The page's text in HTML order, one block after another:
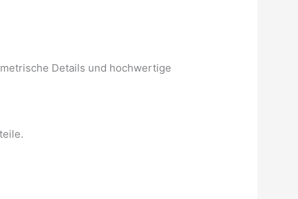
Details und hochwertige